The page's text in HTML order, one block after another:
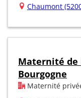
Chaumont
Maternité
Bourgogne
Maternité